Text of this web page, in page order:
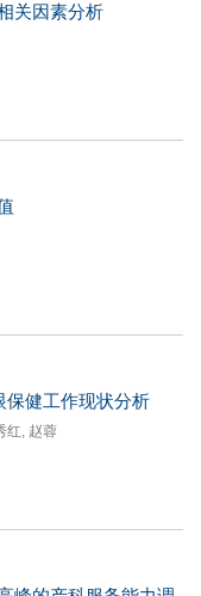
关因素分析
保健工作现状分析
红, 赵蓉